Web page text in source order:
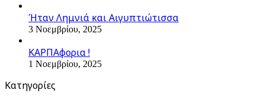
Ήταν Λημνιά και Αιγυπτιώτισσα
3 Νοεμβρίου, 2025
ΚΑΡΠΑφορια !
1 Νοεμβρίου, 2025
Kατηγορίες